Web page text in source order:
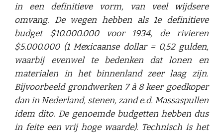
in een definitieve vorm, van veel wijdsere
omvang. De wegen hebben als 1e definitieve
budget $10.000.000 voor 1934, de rivieren
$5.000.000 (1 Mexicaanse dollar = 0,52 gulden,
waarbij evenwel te bedenken dat lonen en
materialen in het binnenland zeer laag zijn.
Bijvoorbeeld grondwerken 7 à 8 keer goedkoper
dan in Nederland, stenen, zand e.d. Massaspullen
idem dito. De genoemde budgetten hebben dus
in feite een vrij hoge waarde). Technisch is het